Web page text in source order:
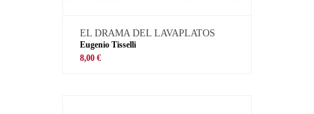
EL DRAMA DEL LAVAPLATOS
Eugenio Tisselli
8,00 €